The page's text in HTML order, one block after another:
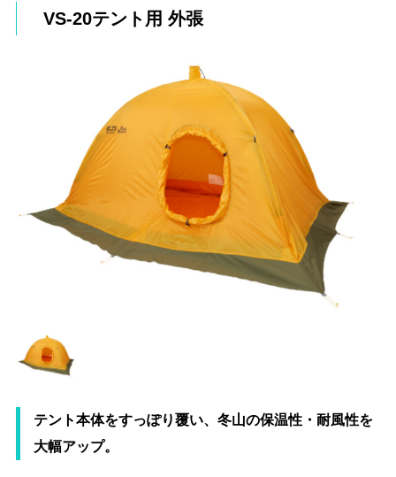
VS-20テント用 外張
テント本体をすっぽり覆い、冬山の保温性・耐風性を
大幅アップ。